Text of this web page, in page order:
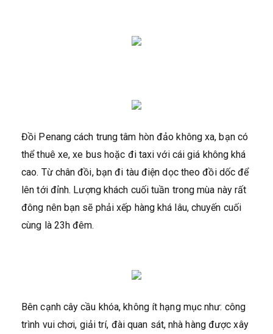
Đồi Penang cách trung tâm hòn đảo không xa, bạn có
thể thuê xe, xe bus hoặc đi taxi với cái giá không khá
cao. Từ chân đồi, bạn đi tàu điện dọc theo đồi dốc để
lên tới đỉnh. Lượng khách cuối tuần trong mùa này rất
đông nên bạn sẽ phải xếp hàng khá lâu, chuyến cuối
cùng là 23h đêm.
Bên cạnh cây cầu khóa, không ít hạng mục như: công
trình vui chơi, giải trí, đài quan sát, nhà hàng được xây